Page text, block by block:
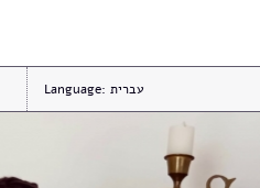
Language: עברית